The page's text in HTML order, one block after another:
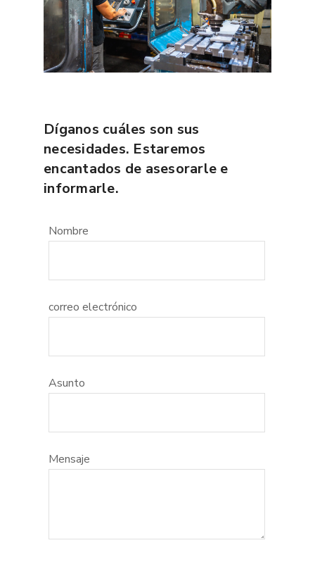
Díganos cuáles son sus
necesidades. Estaremos
encantados de asesorarle e
informarle.
Nombre
correo electrónico
Asunto
Mensaje